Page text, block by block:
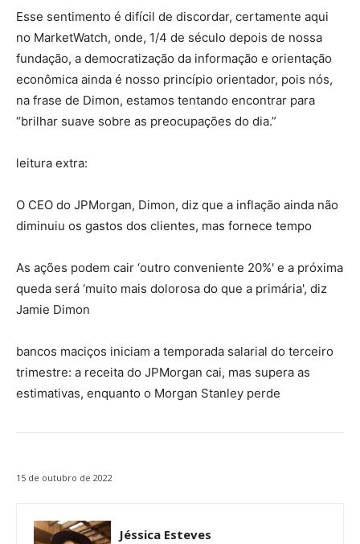
Esse sentimento é difícil de discordar, certamente aqui
no MarketWatch, onde, 1/4 de século depois de nossa
fundação, a democratização da informação e orientação
econômica ainda é nosso princípio orientador, pois nós,
na frase de Dimon, estamos tentando encontrar para
“brilhar suave sobre as preocupações do dia.”
leitura extra:
O CEO do JPMorgan, Dimon, diz que a inflação ainda não
diminuiu os gastos dos clientes, mas fornece tempo
As ações podem cair ‘outro conveniente 20%' e a próxima
queda será ‘muito mais dolorosa do que a primária', diz
Jamie Dimon
bancos maciços iniciam a temporada salarial do terceiro
trimestre: a receita do JPMorgan cai, mas supera as
estimativas, enquanto o Morgan Stanley perde
15 de outubro de 2022
Jéssica Esteves